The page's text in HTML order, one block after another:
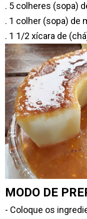
. 5 colheres (sopa)
. 1 colher (sopa) de
. 1 1/2 xícara de
MODO DE
- Coloque os